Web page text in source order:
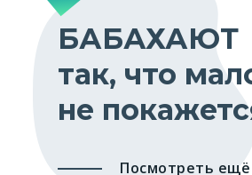
БАБАХАЮТ
так, что
не
Посмотреть ещё